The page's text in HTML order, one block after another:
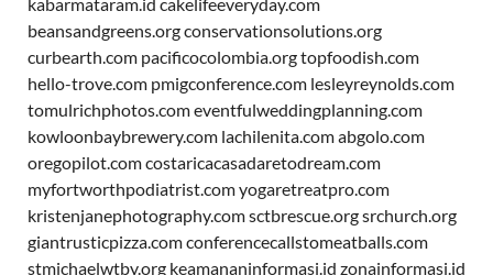
beansandgreens.orgconservationsolutions.org
curbearth.com pacificocolombia.orgtopfoodish.com
hello-trove.com pmigconference.com lesleyreynolds.com
tomulrichphotos.comeventfulweddingplanning.com
kowloonbaybrewery.com lachilenita.comabgolo.com
oregopilot.comcostaricacasadaretodream.com
myfortworthpodiatrist.comyogaretreatpro.com
kristenjanephotography.comsctbrescue.orgsrchurch.org
giantrusticpizza.comconferencecallstomeatballs.com
stmichaelwtby.org keamananinformasi.id zonainformasi.id